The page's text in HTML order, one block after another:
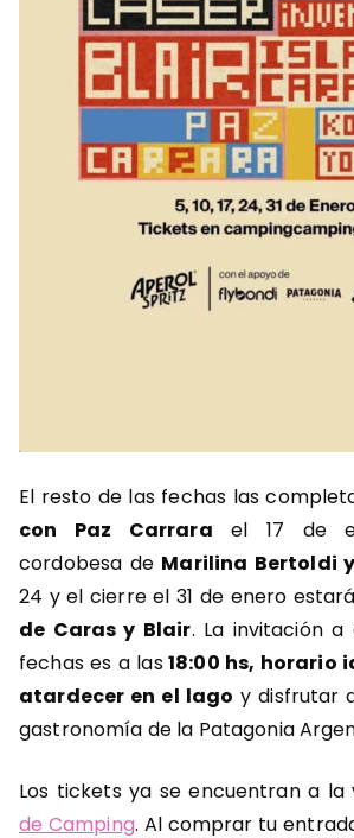
El resto de las fechas las
con Paz Carrara el 17 de
cordobesa de Marilina Bertoldi
24 y el cierre el 31 de enero
de Caras y Blair. La invitación
fechas es a las18:00 hs, horario
atardecer en el lago y disfrutar
gastronomía de la Patagonia
Los tickets ya se encuentran a
de Camping. Al comprar tu